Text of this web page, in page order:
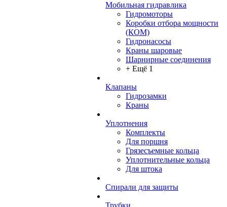
Мобильная гидравлика
Гидромоторы
Коробки отбора мощности
(КОМ)
Гидронасосы
Краны шаровые
Шарнирные соединения
+ Ещё 1
Клапаны
Гидрозамки
Краны
Уплотнения
Комплекты
Для поршня
Грязесъемные кольца
Уплотнительные кольца
Для штока
Спирали для защиты
Трубки